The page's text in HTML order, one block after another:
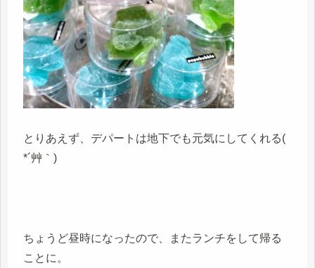
とりあえず、デパートは地下でも元気にしてくれる(
*´艸｀)
ちょうど昼時になったので、またランチをして帰る
ことに。